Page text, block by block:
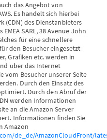
das Angebot von
Es handelt sich hierbei
(CDN) des Dienstanbieters
SARL, 38 Avenue John
für eine schnellere
den Besucher eingesetzt
Grafiken etc. werden in
über das Internet
vom Besucher unserer Seite
Durch den Einsatz des
Durch den Abruf der
werden Informationen
an die Amazon Server
Informationen finden Sie
Amazon
de_de/AmazonCloudFront/